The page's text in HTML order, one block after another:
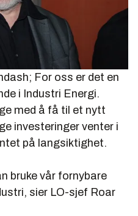
For oss er det en
i Industri Energi.
med å få til et nytt
investeringer venter i
på langsiktighet.
bruke vår fornybare
sier LO-sjef Roar